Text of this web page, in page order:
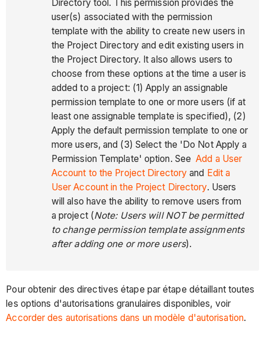
Directory tool. This permission provides the
user(s) associated with the permission
template with the ability to create new users in
the Project Directory and edit existing users in
the Project Directory. It also allows users to
choose from these options at the time a user is
added to a project: (1) Apply an assignable
permission template to one or more users (if at
least one assignable template is specified), (2)
Apply the default permission template to one or
more users, and (3) Select the 'Do Not Apply a
Permission Template' option. SeeAdd a User
Account to the Project Directory and Edit a
User Account in the Project Directory. Users
will also have the ability to remove users from
a project (Note: Users will NOT be permitted
to change permission template assignments
after adding one or more users).
Pour obtenir des directives étape par étape détaillant toutes
les options d'autorisations granulaires disponibles, voir
Accorder des autorisations dans un modèle d'autorisation.